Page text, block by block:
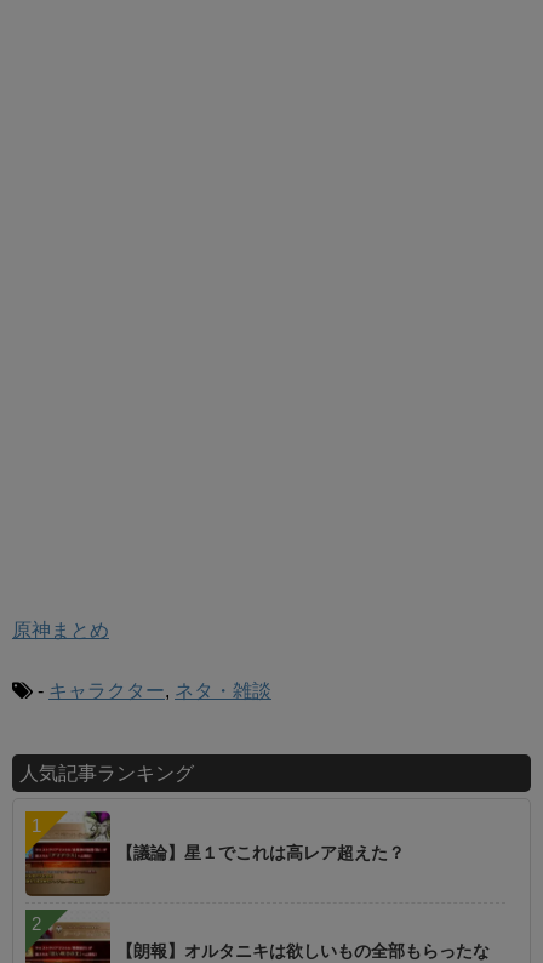
原神まとめ
- キャラクター, ネタ・雑談
人気記事ランキング
【議論】星１でこれは高レア超えた？
【朗報】オルタニキは欲しいもの全部もらったな